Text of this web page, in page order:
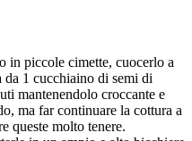
in piccole cimette, cuocerlo a
da 1 cucchiaino di semi di
mantenendolo croccante e
ma far continuare la cottura a
queste molto tenere.